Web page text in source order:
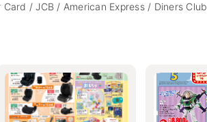
Card / JCB / American Express / Diners Club